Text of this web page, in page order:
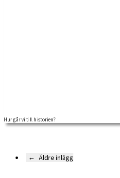
Hur går vi till historien?
← Äldre inlägg